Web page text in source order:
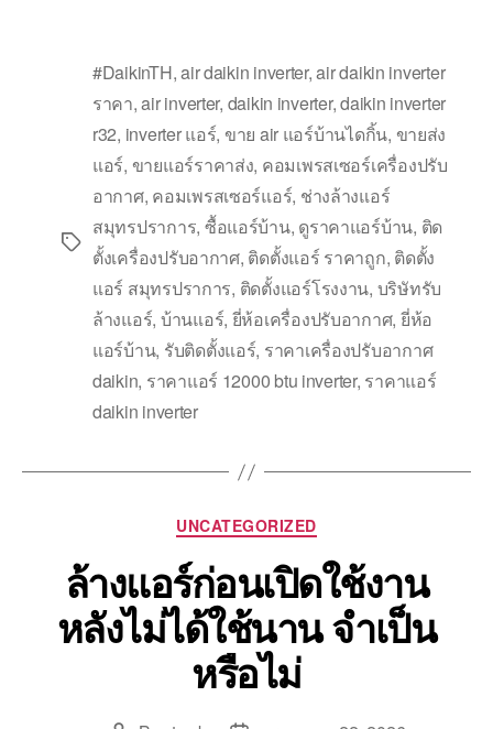
#DaikinTH,air daikin inverter,air daikin inverter
ราคา,air inverter, daikin inverter,daikin inverter
r32, inverter แอร์, ขาย air แอร์บ้านไดกิ้น, ขายส่ง
แอร์, ขายแอร์ราคาส่ง, คอมเพรสเซอร์เครื่องปรับ
อากาศ, คอมเพรสเซอร์แอร์, ช่างล้างแอร์
สมุทรปราการ, ซื้อแอร์บ้าน, ดูราคาแอร์บ้าน, ติด
ตั้งเครื่องปรับอากาศ, ติดตั้งแอร์ ราคาถูก, ติดตั้ง
แอร์ สมุทรปราการ, ติดตั้งแอร์โรงงาน, บริษัทรับ
ล้างแอร์, บ้านแอร์, ยี่ห้อเครื่องปรับอากาศ, ยี่ห้อ
แอร์บ้าน, รับติดตั้งแอร์, ราคาเครื่องปรับอากาศ
daikin, ราคาแอร์ 12000 btu inverter, ราคาแอร์
daikin inverter
UNCATEGORIZED
ล้างแอร์ก่อนเปิดใช้งาน
หลังไม่ได้ใช้นาน จำเป็น
หรือไม่